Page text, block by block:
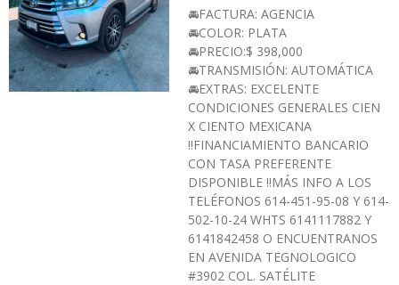
🚘FACTURA: AGENCIA
🚘COLOR: PLATA
🚘PRECIO:$ 398,000
🚘TRANSMISIÓN: AUTOMÁTICA
🚘EXTRAS: EXCELENTE
CONDICIONES GENERALES CIEN
X CIENTO MEXICANA
‼️FINANCIAMIENTO BANCARIO
CON TASA PREFERENTE
DISPONIBLE ‼️MÁS INFO A LOS
TELÉFONOS 614-451-95-08 Y 614-
502-10-24 WHTS 6141117882 Y
6141842458 O ENCUENTRANOS
EN AVENIDA TEGNOLOGICO
#3902 COL. SATÉLITE